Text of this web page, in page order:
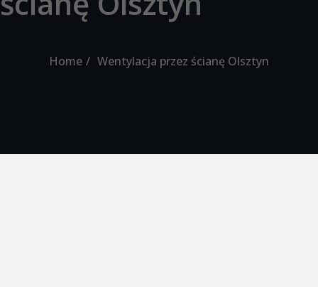
Home Wentylacja przez ścianę Olsztyn